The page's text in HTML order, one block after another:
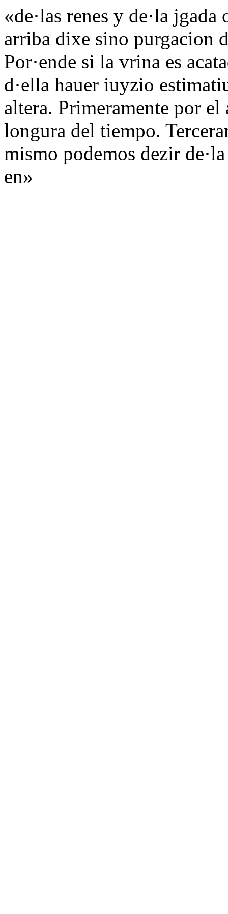
«de·las renes y de·la
arriba dixe sino purgacion
Por·ende si la vrina es
d·ella hauer iuyzio
altera. Primeramente por
longura del tiempo.
mismo podemos dezir
en»